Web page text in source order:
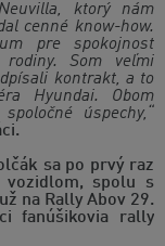
ktorý nám
cenné know-how.
pre spokojnosť
Som veľmi
kontrakt, a to
Hyundai. Obom
úspechy,“
sa po prvý raz
vozidlom, spolu s
na Rally Abov 29.
fanúšikovia rally